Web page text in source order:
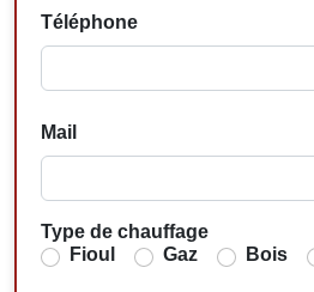
Téléphone
Mail
Type de chauffage
Fioul
Gaz Bois